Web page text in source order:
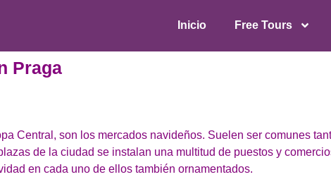
Inicio Free Tours
Praga
Central, son los mercados navideños. Suelen ser comunes
de la ciudad se instalan una multitud de puestos y
en cada uno de ellos también ornamentados.